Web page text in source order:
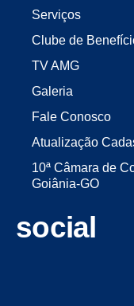
Serviços
Clube de
TV AMG
Galeria
Fale Conosco
Atualização
10ª Câmara de
Goiânia-GO
social